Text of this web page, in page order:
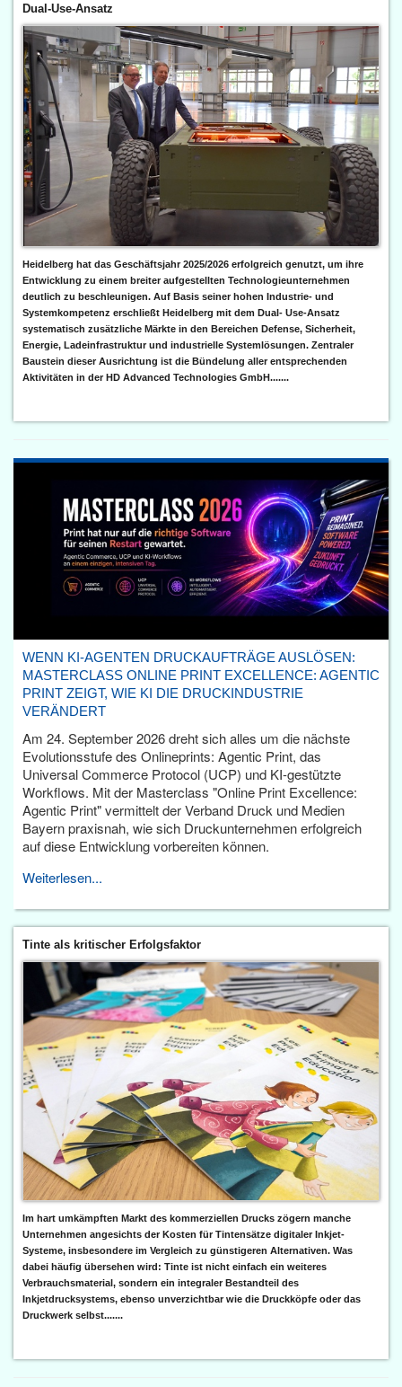
Dual-Use-Ansatz
Heidelberg hat das Geschäftsjahr 2025/2026 erfolgreich genutzt, um ihre
Entwicklung zu einem breiter aufgestellten Technologieunternehmen
deutlich zu beschleunigen. Auf Basis seiner hohen Industrie- und
Systemkompetenz erschließt Heidelberg mit dem Dual- Use-Ansatz
systematisch zusätzliche Märkte in den Bereichen Defense, Sicherheit,
Energie, Ladeinfrastruktur und industrielle Systemlösungen. Zentraler
Baustein dieser Ausrichtung ist die Bündelung aller entsprechenden
Aktivitäten in der HD Advanced Technologies GmbH.......
WENN KI-AGENTEN DRUCKAUFTRÄGE AUSLÖSEN:
MASTERCLASS ONLINE PRINT EXCELLENCE: AGENTIC
PRINT ZEIGT, WIE KI DIE DRUCKINDUSTRIE
VERÄNDERT
Am 24. September 2026 dreht sich alles um die nächste
Evolutionsstufe des Onlineprints: Agentic Print, das
Universal Commerce Protocol (UCP) und KI-gestützte
Workflows. Mit der Masterclass "Online Print Excellence:
Agentic Print" vermittelt der Verband Druck und Medien
Bayern praxisnah, wie sich Druckunternehmen erfolgreich
auf diese Entwicklung vorbereiten können.
Weiterlesen...
Tinte als kritischer Erfolgsfaktor
Im hart umkämpften Markt des kommerziellen Drucks zögern manche
Unternehmen angesichts der Kosten für Tintensätze digitaler Inkjet-
Systeme, insbesondere im Vergleich zu günstigeren Alternativen. Was
dabei häufig übersehen wird: Tinte ist nicht einfach ein weiteres
Verbrauchsmaterial, sondern ein integraler Bestandteil des
Inkjetdrucksystems, ebenso unverzichtbar wie die Druckköpfe oder das
Druckwerk selbst.......